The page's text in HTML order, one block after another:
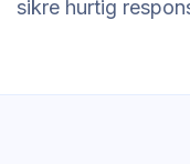
sikre hurtig